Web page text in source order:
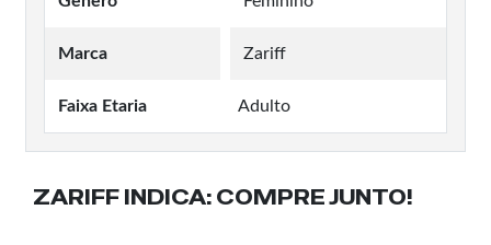
Marca Zariff
Faixa Etaria Adulto
ZARIFF INDICA: COMPRE JUNTO!